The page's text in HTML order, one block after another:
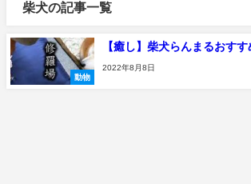
柴犬の記事一覧
動物
【癒し】柴犬らんまるおす
2022年8月8日